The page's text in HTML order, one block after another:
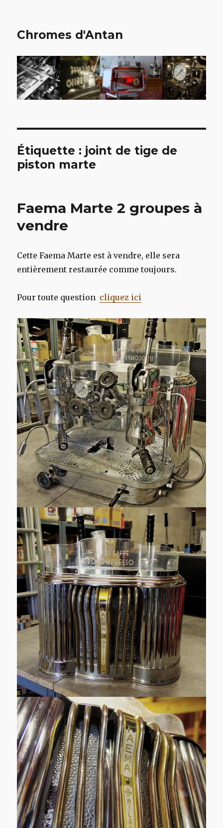
Chromes d'Antan
Étiquette : joint de tige de
piston marte
Faema Marte 2 groupes à
vendre
Cette Faema Marte est à vendre, elle sera
entièrement restaurée comme toujours.
Pour toute question cliquez ici